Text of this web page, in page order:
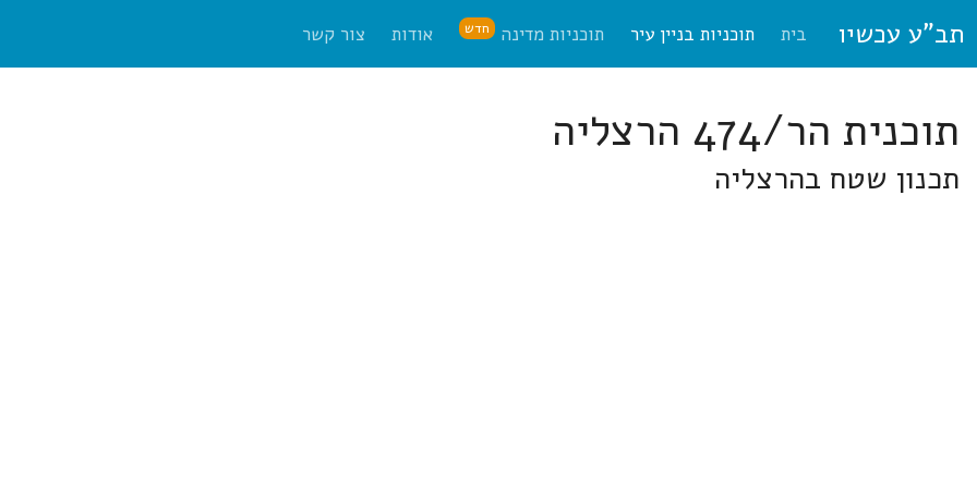
תב"ע עכשיו בית תוכניות בניין עיר תוכניות מדינה חדש אודות צור קשר
תוכנית הר/474 הרצליה
תכנון שטח בהרצליה